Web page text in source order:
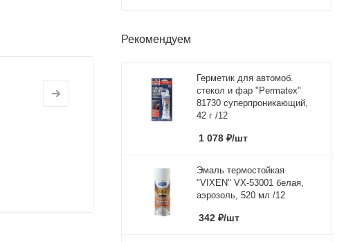
Рекомендуем
Герметик для автомоб.
стекол и фар "Permatex"
81730 суперпроникающий,
42 г /12
1 078 ₽/шт
Эмаль термостойкая
"VIXEN" VX-53001 белая,
аэрозоль, 520 мл /12
342 ₽/шт